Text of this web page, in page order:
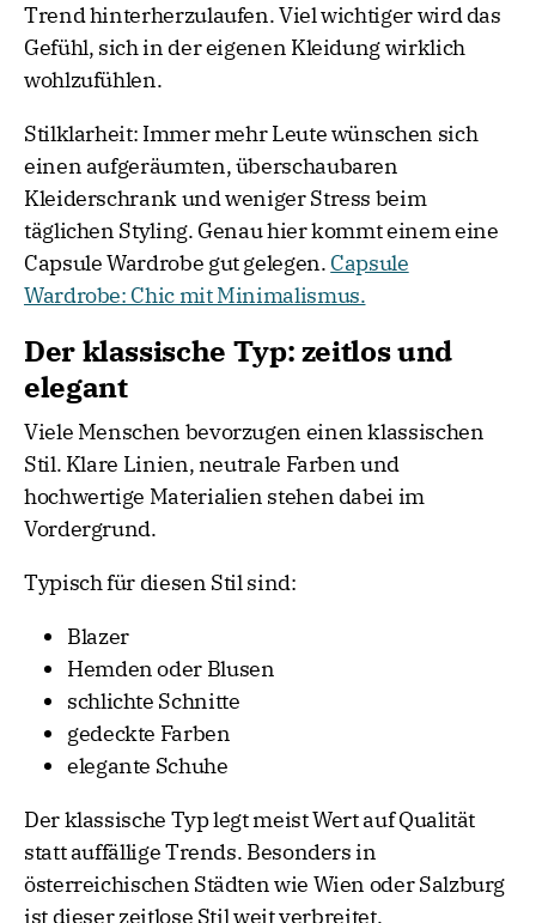
Trend hinterherzulaufen. Viel wichtiger wird das
Gefühl, sich in der eigenen Kleidung wirklich
wohlzufühlen.
Stilklarheit: Immer mehr Leute wünschen sich
einen aufgeräumten, überschaubaren
Kleiderschrank und weniger Stress beim
täglichen Styling. Genau hier kommt einem eine
Capsule Wardrobe gut gelegen. Capsule
Wardrobe: Chic mit Minimalismus.
Der klassische Typ: zeitlos und
elegant
Viele Menschen bevorzugen einen klassischen
Stil. Klare Linien, neutrale Farben und
hochwertige Materialien stehen dabei im
Vordergrund.
Typisch für diesen Stil sind:
Blazer
Hemden oder Blusen
schlichte Schnitte
gedeckte Farben
elegante Schuhe
Der klassische Typ legt meist Wert auf Qualität
statt auffällige Trends. Besonders in
österreichischen Städten wie Wien oder Salzburg
ist dieser zeitlose Stil weit verbreitet.